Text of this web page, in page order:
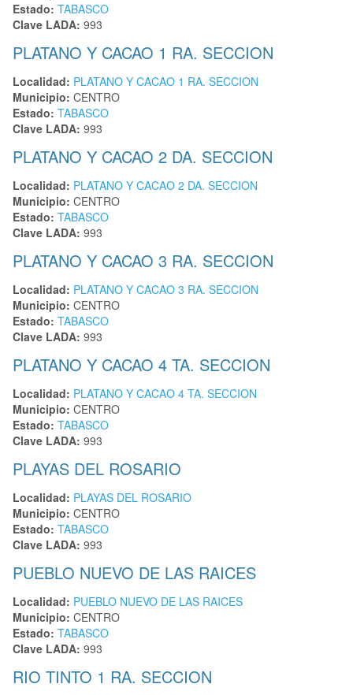
Estado: TABASCO
Clave LADA: 993
PLATANO Y CACAO 1 RA. SECCION
Localidad: PLATANO Y CACAO 1 RA. SECCION
Municipio: CENTRO
Estado: TABASCO
Clave LADA: 993
PLATANO Y CACAO 2 DA. SECCION
Localidad: PLATANO Y CACAO 2 DA. SECCION
Municipio: CENTRO
Estado: TABASCO
Clave LADA: 993
PLATANO Y CACAO 3 RA. SECCION
Localidad: PLATANO Y CACAO 3 RA. SECCION
Municipio: CENTRO
Estado: TABASCO
Clave LADA: 993
PLATANO Y CACAO 4 TA. SECCION
Localidad: PLATANO Y CACAO 4 TA. SECCION
Municipio: CENTRO
Estado: TABASCO
Clave LADA: 993
PLAYAS DEL ROSARIO
Localidad: PLAYAS DEL ROSARIO
Municipio: CENTRO
Estado: TABASCO
Clave LADA: 993
PUEBLO NUEVO DE LAS RAICES
Localidad: PUEBLO NUEVO DE LAS RAICES
Municipio: CENTRO
Estado: TABASCO
Clave LADA: 993
RIO TINTO 1 RA. SECCION